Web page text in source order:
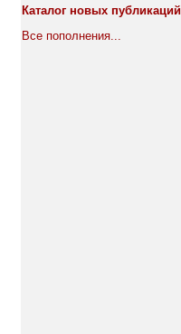
Каталог новых публикаций
Все пополнения...